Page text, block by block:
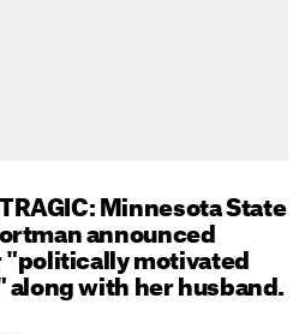
TRAGIC: Minnesota State
announced
"politically motivated
along with her husband.